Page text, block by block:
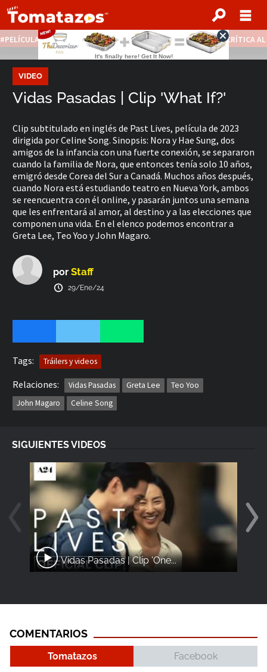
PELÍCULAS STREAMING GRATIS NOTICIAS DESTACADAS CRÍTICA
VIDEO
Vidas Pasadas | Clip 'What If?'
Clip subtitulado en inglés de Past Lives, película de 2023
dirigida por Celine Song. Sinopsis: Nora y Hae Sung, dos
amigos de la infancia con una fuerte conexión, se separaron
cuando la familia de Nora, que entonces tenía solo 10 años,
emigró desde Corea del Sur a Canadá. Muchos años después,
cuando Nora está estudiando teatro en Nueva York, ambos
se reencuentra con él online, y pasarán juntos una semana
que les enfrentará al amor, al destino y a las elecciones que
componen una vida. En el elenco podemos encontrar a
Greta Lee, Teo Yoo y John Magaro.
por Staff
29/Ene/24
Tags: Tráilers y videos
Relaciones: Vidas Pasadas Greta Lee
Teo Yoo
John Magaro
Celine Song
SIGUIENTES VIDEOS
Vidas Pasadas | Clip 'One...
COMENTARIOS
Tomatazos Facebook